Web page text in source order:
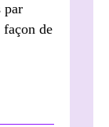
par
de